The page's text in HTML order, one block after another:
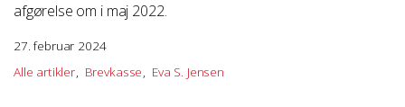
afgørelse om i maj 2022.
27. februar 2024
Alle artikler
Brevkasse Eva S. Jensen